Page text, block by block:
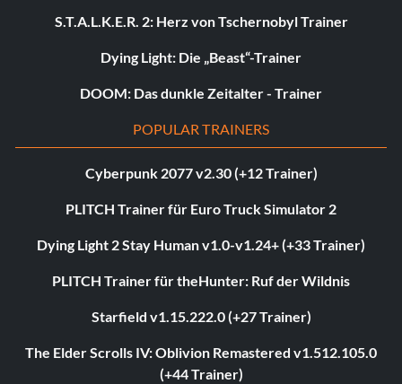
S.T.A.L.K.E.R. 2: Herz von Tschernobyl Trainer
Dying Light: Die „Beast“-Trainer
DOOM: Das dunkle Zeitalter - Trainer
POPULAR TRAINERS
Cyberpunk 2077 v2.30 (+12 Trainer)
PLITCH Trainer für Euro Truck Simulator 2
Dying Light 2 Stay Human v1.0-v1.24+ (+33 Trainer)
PLITCH Trainer für theHunter: Ruf der Wildnis
Starfield v1.15.222.0 (+27 Trainer)
The Elder Scrolls IV: Oblivion Remastered v1.512.105.0
(+44 Trainer)